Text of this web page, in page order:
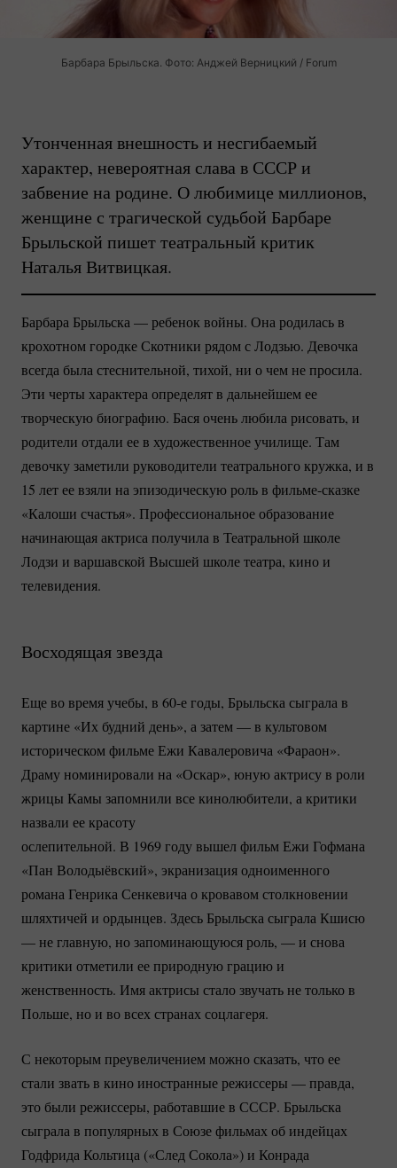
Барбара Брыльска. Фото: Анджей Верницкий / Forum
Утонченная внешность и несгибаемый
характер, невероятная слава в СССР и
забвение на родине. О любимице миллионов,
женщине с трагической судьбой Барбаре
Брыльской пишет театральный критик
Наталья Витвицкая.
Барбара Брыльска — ребенок войны. Она родилась в
крохотном городке Скотники рядом с Лодзью. Девочка
всегда была стеснительной, тихой, ни о чем не просила.
Эти черты характера определят в дальнейшем ее
творческую биографию. Бася очень любила рисовать, и
родители отдали ее в художественное училище. Там
девочку заметили руководители театрального кружка, и в
15 лет ее взяли на эпизодическую роль в фильме-сказке
«Калоши счастья». Профессиональное образование
начинающая актриса получила в Театральной школе
Лодзи и варшавской Высшей школе театра, кино и
телевидения.
Восходящая звезда
Еще во время учебы, в 60-е годы, Брыльска сыграла в
картине «Их будний день», а затем — в культовом
историческом фильме Ежи Кавалеровича «Фараон».
Драму номинировали на «Оскар», юную актрису в роли
жрицы Камы запомнили все кинолюбители, а критики
назвали ее красоту
ослепительной. В 1969 году вышел фильм Ежи Гофмана
«Пан Володыёвский», экранизация одноименного
романа Генрика Сенкевича о кровавом столкновении
шляхтичей и ордынцев. Здесь Брыльска сыграла Кшисю
— не главную, но запоминающуюся роль, — и снова
критики отметили ее природную грацию и
женственность. Имя актрисы стало звучать не только в
Польше, но и во всех странах соцлагеря.
С некоторым преувеличением можно сказать, что ее
стали звать в кино иностранные режиссеры — правда,
это были режиссеры, работавшие в СССР. Брыльска
сыграла в популярных в Союзе фильмах об индейцах
Годфрида Кольтица («След Сокола») и Конрада